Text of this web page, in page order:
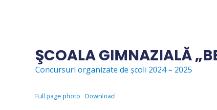
ŞCOALA GIMNAZIALĂ
Concursuri organizate de școli 2024 – 2025
Full page photo Download